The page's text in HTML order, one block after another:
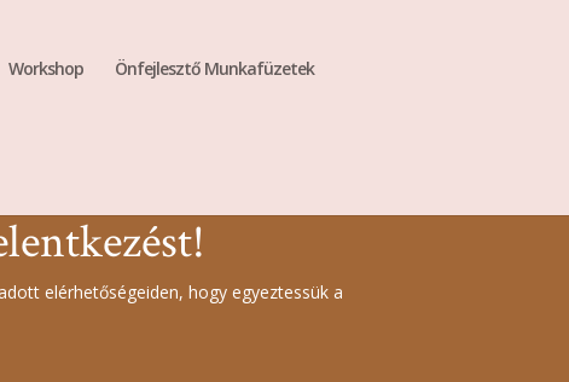
Workshop Önfejlesztő Munkafüzetek
elérhetőségeiden, hogy egyeztessük a